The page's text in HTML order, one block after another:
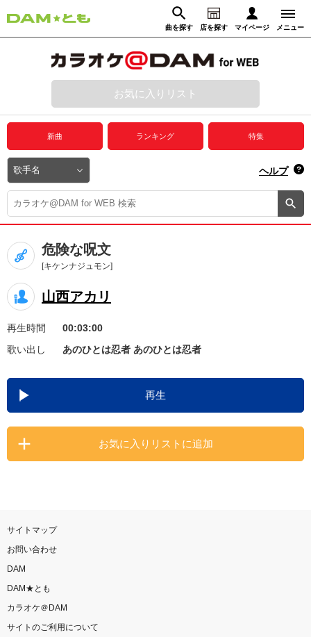
曲を探す 店を探す マイページ メニュー
動画からさがす 録音からさがす
ログイン
プレミアムサービス
DAM★とも動画
DAM★とも録音
カラオケ＠DAM
ユーザー検索
キャンペーン
お知らせ よくあるご質問
DAMの新曲・ランキングなど
カラオケ最新情報をチェック！
お気に入りリスト
新曲 ランキング 特集
ヘルプ
危険な呪文
[キケンナジュモン]
山西アカリ
再生時間
00:03:00
歌い出し
あのひとは忍者 あのひとは忍者
再生
お気に入りリストに追加
サイトマップ
お問い合わせ
DAM
DAM★とも
カラオケ＠DAM
サイトのご利用について